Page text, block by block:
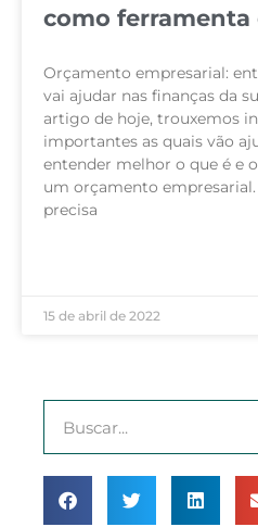
como ferramenta
Orçamento empresarial:
vai ajudar nas finanças da
artigo de hoje, trouxemos
importantes as quais vão
entender melhor o que é e
um orçamento
precisa
15 de abril de 2022